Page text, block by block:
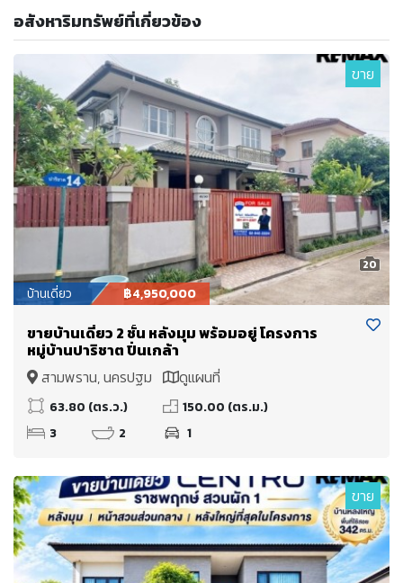
อสังหาริมทรัพย์ที่เกี่ยวข้อง
20
ขาย
บ้านเดี่ยว ฿4,950,000
ขายบ้านเดี่ยว 2 ชั้น หลังมุม พร้อมอยู่ โครงการ
หมู่บ้านปาริชาต ปิ่นเกล้า
สามพราน, นครปฐม
ดูแผนที่
63.80 (ตร.ว.)
150.00 (ตร.ม.)
3
2 1
ขาย